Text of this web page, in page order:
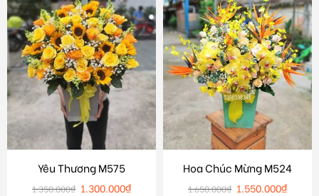
Yêu Thương M575
1.350.000₫ 1.300.000₫
Hoa Chúc Mừng M524
1.650.000₫ 1.550.000₫